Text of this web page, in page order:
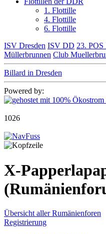
1. Flottille
4. Flottille
6. Flottille
ISV Dresden ISV DD 23. POS
Müllerbrunnen Club
Billard in Dresden
Powered by:
1026
X-
Übersicht aller Rumänienforen
Registrierung